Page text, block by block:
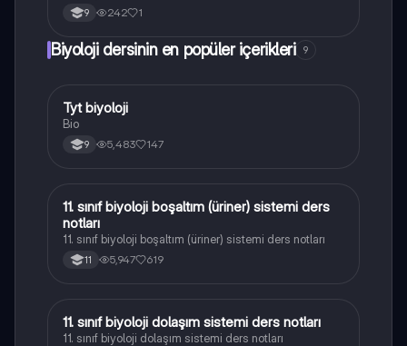
9 242 1
Biyoloji dersinin en popüler içerikleri 9
Biyoloji
Tyt biyoloji
Bio
9 5,483 147
Biyoloji
11. sınıf biyoloji boşaltım (üriner) sistemi ders
notları
11. sınıf biyoloji boşaltım (üriner) sistemi ders notları
11 5,947 619
Biyoloji
11. sınıf biyoloji dolaşım sistemi ders notları
11. sınıf biyoloji dolaşım sistemi ders notları